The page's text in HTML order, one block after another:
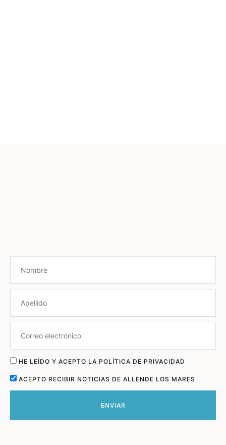
HE LEÍDO Y ACEPTO LA POLÍTICA DE PRIVACIDAD
ACEPTO RECIBIR NOTICIAS DE ALLENDE LOS MARES
ENVIAR